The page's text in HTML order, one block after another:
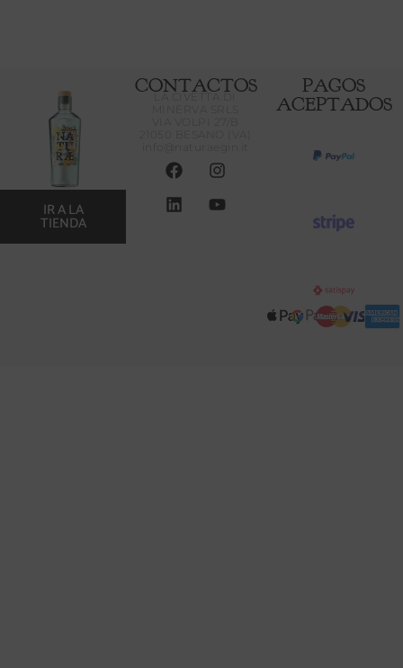
CONTACTOS
IR A LA
TIENDA
PAGOS
ACEPTADOS